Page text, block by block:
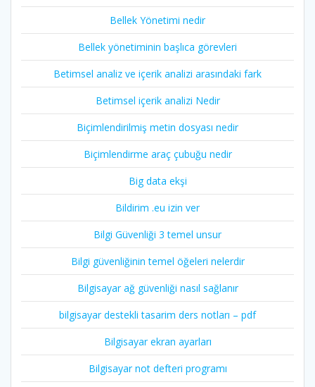
Bellek Yönetimi nedir
Bellek yönetiminin başlıca görevleri
Betimsel analiz ve içerik analizi arasındaki fark
Betimsel içerik analizi Nedir
Biçimlendirilmiş metin dosyası nedir
Biçimlendirme araç çubuğu nedir
Big data ekşi
Bildirim .eu izin ver
Bilgi Güvenliği 3 temel unsur
Bilgi güvenliğinin temel öğeleri nelerdir
Bilgisayar ağ güvenliği nasıl sağlanır
bilgisayar destekli tasarim ders notları – pdf
Bilgisayar ekran ayarları
Bilgisayar not defteri programı